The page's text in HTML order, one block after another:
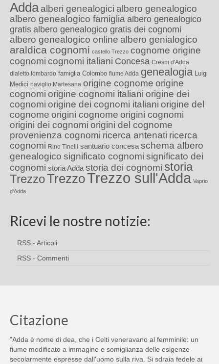
Adda alberi genealogici albero genealogico
albero genealogico famiglia albero genealogico
gratis albero genealogico gratis dei cognomi
albero genealogico online albero genialogico
araldica cognomi castello Trezzo cognome origine
cognomi cognomi italiani Concesa Crespi d'Adda
dialetto lombardo famiglia Colombo fiume Adda genealogia Luigi
Medici naviglio Martesana origine cognome origine
cognomi origine cognomi italiani origine dei
cognomi origine dei cognomi italiani origine del
cognome origini cognome origini cognomi
origini dei cognomi origini del cognome
provenienza cognomi ricerca antenati ricerca
cognomi Rino Tinelli santuario concesa schema albero
genealogico significato cognomi significato dei
cognomi storia Adda storia dei cognomi storia
TrezzoTrezzoTrezzo sull'Adda Vaprio
d'Adda
Ricevi le nostre notizie:
RSS - Articoli
RSS - Commenti
Citazione
"Adda è nome di dea, che i Celti veneravano al femminile: un
fiume modificato a immagine e somiglianza delle esigenze
secolarmente espresse dall'uomo sulla riva. Si sdraia fedele ai